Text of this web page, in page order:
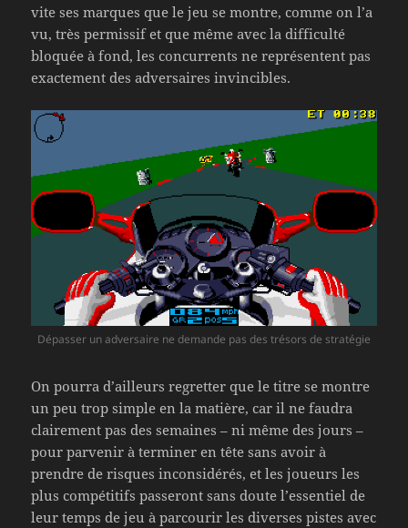
vite ses marques que le jeu se montre, comme on l’a
vu, très permissif et que même avec la difficulté
bloquée à fond, les concurrents ne représentent pas
exactement des adversaires invincibles.
Dépasser un adversaire ne demande pas des trésors de stratégie
On pourra d’ailleurs regretter que le titre se montre
un peu trop simple en la matière, car il ne faudra
clairement pas des semaines – ni même des jours –
pour parvenir à terminer en tête sans avoir à
prendre de risques inconsidérés, et les joueurs les
plus compétitifs passeront sans doute l’essentiel de
leur temps de jeu à parcourir les diverses pistes avec